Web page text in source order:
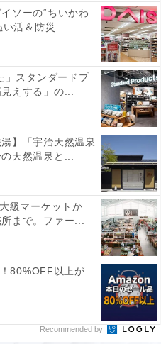
ンバーワンの巨艦店をも突
が確実に起き、もはや伊
用しない、そんな状況に追
ソーの“ちいかわ
活＆防災...
」スタンダードプ
えする」の...
】「宇治天然温泉
天然温泉と...
級マーケットか
まで。ファー...
80%OFF以上が
Recommended by